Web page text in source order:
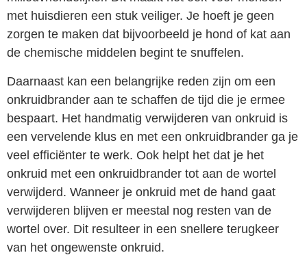
met huisdieren een stuk veiliger. Je hoeft je geen
zorgen te maken dat bijvoorbeeld je hond of kat aan
de chemische middelen begint te snuffelen.
Daarnaast kan een belangrijke reden zijn om een
onkruidbrander aan te schaffen de tijd die je ermee
bespaart. Het handmatig verwijderen van onkruid is
een vervelende klus en met een onkruidbrander ga je
veel efficiënter te werk. Ook helpt het dat je het
onkruid met een onkruidbrander tot aan de wortel
verwijderd. Wanneer je onkruid met de hand gaat
verwijderen blijven er meestal nog resten van de
wortel over. Dit resulteer in een snellere terugkeer
van het ongewenste onkruid.